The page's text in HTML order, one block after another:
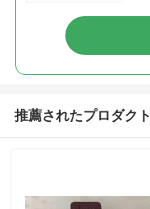
推薦されたプロダクト